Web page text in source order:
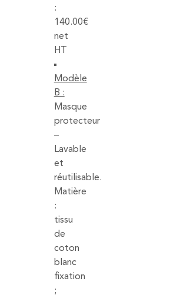
:
140.00€
net
HT
Modèle
B :
Masque
protecteur
–
Lavable
et
réutilisable.
Matière
:
tissu
de
coton
blanc
fixation
;